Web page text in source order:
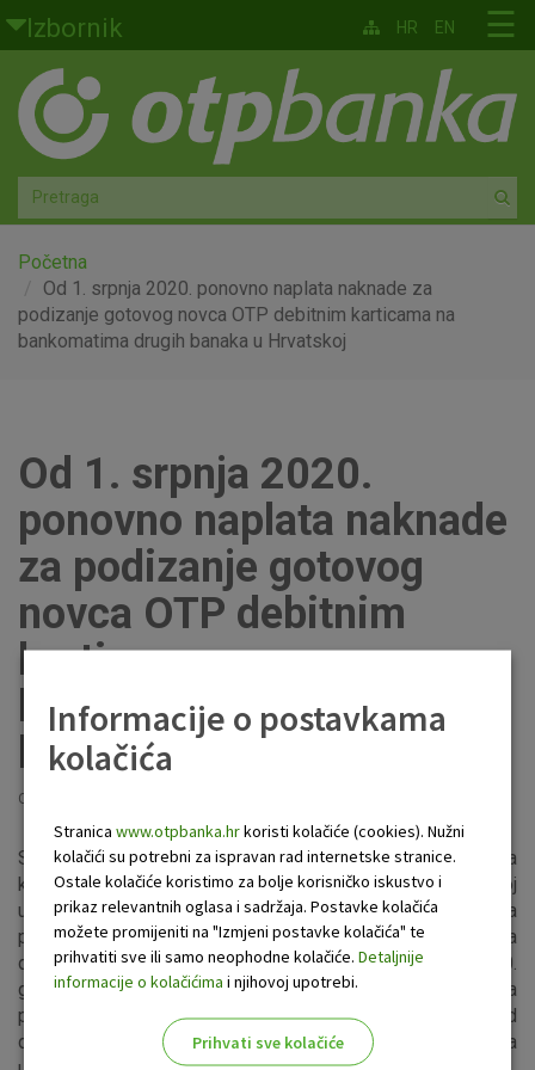
Skoči na glavni sadržaj
Izbornik
Građani
Privatno bankarstvo
Agro
Mala poduzeća i obrtnici
Srednja i velika poduzeća
☰
HR EN
Početna
Od 1. srpnja 2020. ponovno naplata naknade za
podizanje gotovog novca OTP debitnim karticama na
bankomatima drugih banaka u Hrvatskoj
Od 1. srpnja 2020.
ponovno naplata naknade
za podizanje gotovog
novca OTP debitnim
karticama na
bankomatima drugih
banaka u Hrvatskoj
Objavljeno: 15.6.2020
Sukladno značajnom popuštanju mjera zaštite od širenja
koronavirusa i normalizaciji situacije u Republici Hrvatskoj
ukida se privremena mjera obustave naplate naknade za
podizanje gotovine debitnim karticama na bankomatima
drugih banaka u Republici Hrvatskoj. Od 1. srpnja 2020.
godine ponovno će se građanima naplaćivati naknada za
podizanje gotovog novca s Visa Electron, Mastercard
debitnom i Maestro karticom na bankomatima drugih banaka
Informacije o postavkama
kolačića
Stranica www.otpbanka.hrkoristi kolačiće (cookies). Nužni
kolačići su potrebni za ispravan rad internetske stranice.
Ostale kolačiće koristimo za bolje korisničko iskustvo i
prikaz relevantnih oglasa i sadržaja. Postavke kolačića
možete promijeniti na "Izmjeni postavke kolačića" te
prihvatiti sve ili samo neophodne kolačiće. Detaljnije
informacije o kolačićima i njihovoj upotrebi.
Prihvati sve kolačiće